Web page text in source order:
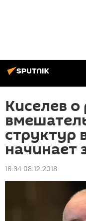
Киселев
структур
начинает
16:34 08.12.2018